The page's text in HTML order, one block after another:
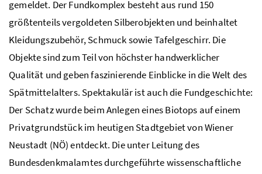
gemeldet. Der Fundkomplex besteht aus rund 150
größtenteils vergoldeten Silberobjekten und beinhaltet
Kleidungszubehör, Schmuck sowie Tafelgeschirr. Die
Objekte sind zum Teil von höchster handwerklicher
Qualität und geben faszinierende Einblicke in die Welt des
Spätmittelalters. Spektakulär ist auch die Fundgeschichte:
Der Schatz wurde beim Anlegen eines Biotops auf einem
Privatgrundstück im heutigen Stadtgebiet von Wiener
Neustadt (NÖ) entdeckt. Die unter Leitung des
Bundesdenkmalamtes durchgeführte wissenschaftliche